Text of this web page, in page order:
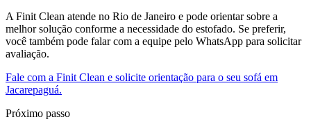
A Finit Clean atende no Rio de Janeiro e pode orientar sobre a
melhor solução conforme a necessidade do estofado. Se preferir,
você também pode falar com a equipe pelo WhatsApp para solicitar
avaliação.
Fale com a Finit Clean e solicite orientação para o seu sofá em
Jacarepaguá.
Próximo passo